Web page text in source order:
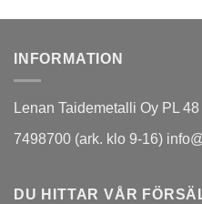
INFORMATION
Lenan Taidemetalli Oy PL
7498700 (ark. klo 9-16)
DU HITTAR VÅR